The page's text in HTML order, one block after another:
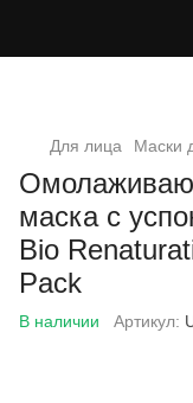
Для лица Маски
маска с
Bio
Pack
В наличии Артикул: